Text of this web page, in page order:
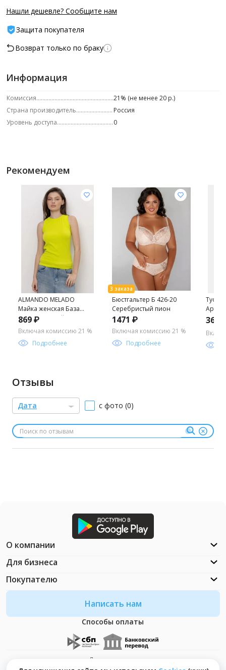
Нашли дешевле? Сообщите нам
Защита покупателя
Возврат только по браку
Информация
Комиссия
21% (не менее 20 р.)
Страна производитель
Россия
Уровень доступа
0
Рекомендуем
ALMANDO MELADO
Майка женская База
Цвет:салатовый
869 ₽
Включая комиссию 21 %
Подробнее
Бюстгальтер Б 426-20
Серебристый пион
1471 ₽
Включая комиссию 21 %
Подробнее
Туфли
Отзывы
Дата с фото (0)
Написать нам
Способы оплаты
О компании
Для бизнеса
Покупателю
Документация